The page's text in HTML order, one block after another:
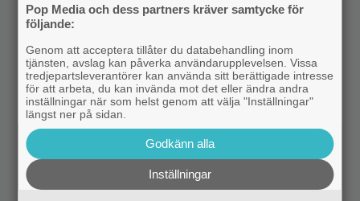
Pop Media och dess partners kräver samtycke för
följande:
Genom att acceptera tillåter du databehandling inom
tjänsten, avslag kan påverka användarupplevelsen. Vissa
tredjepartsleverantörer kan använda sitt berättigade intresse
för att arbeta, du kan invända mot det eller ändra andra
inställningar när som helst genom att välja "Inställningar"
längst ner på sidan.
Godkänn alla
Inställningar